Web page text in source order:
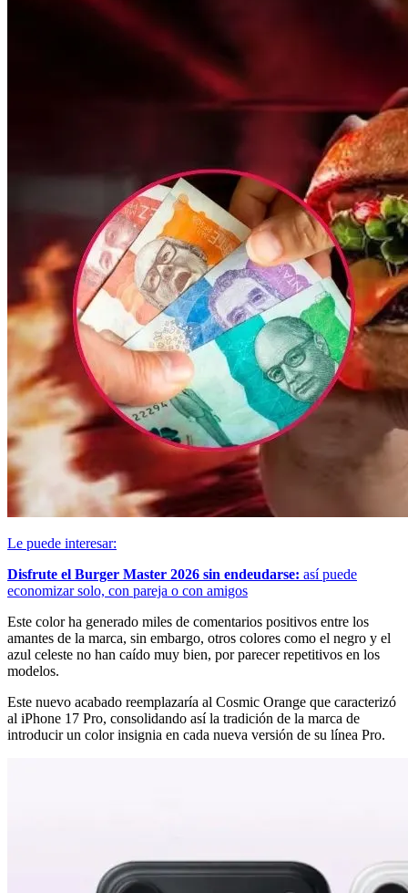
Le puede interesar:
Disfrute el Burger Master 2026 sin endeudarse: así puede
economizar solo, con pareja o con amigos
Este color ha generado miles de comentarios positivos entre los
amantes de la marca, sin embargo, otros colores como el negro y el
azul celeste no han caído muy bien, por parecer repetitivos en los
modelos.
Este nuevo acabado reemplazaría al Cosmic Orange que caracterizó
al iPhone 17 Pro, consolidando así la tradición de la marca de
introducir un color insignia en cada nueva versión de su línea Pro.